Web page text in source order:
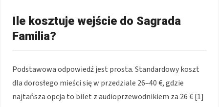
Ile kosztuje wejście do Sagrada
Familia?
Podstawowa odpowiedź jest prosta. Standardowy koszt
dla dorosłego mieści się w przedziale 26–40 €, gdzie
najtańsza opcja to bilet z audioprzewodnikiem za 26 € [1]